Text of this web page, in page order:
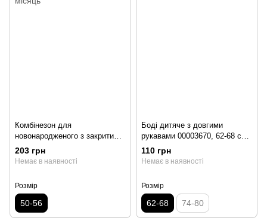
Комбінезон для
новонародженого з закритими
ручками 00003671, 50-56 см,
0-1 місяць
203 грн
Немає в наявності
Розмір
50-56
Боді дитяче з довгими
рукавами 00003670, 62-68 см,
3-6 місяців
110 грн
Немає в наявності
Розмір
62-68 74-80